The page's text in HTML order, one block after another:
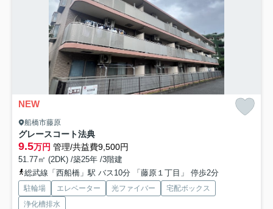
NEW
船橋市藤原
グレースコート法典
9.5万円 管理/共益費9,500円
51.77㎡ (2DK) /築25年 /3階建
総武線「西船橋」駅 バス10分 「藤原１丁目」 停歩2分
駐輪場 エレベーター 光ファイバー
宅配ボックス
浄化槽排水